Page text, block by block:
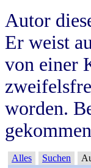
Autor
Er weist
von einer
worden.
Alles Suchen